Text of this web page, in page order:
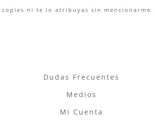
ni te lo atribuyas sin mencionarme.
Dudas Frecuentes
Medios
Mi Cuenta